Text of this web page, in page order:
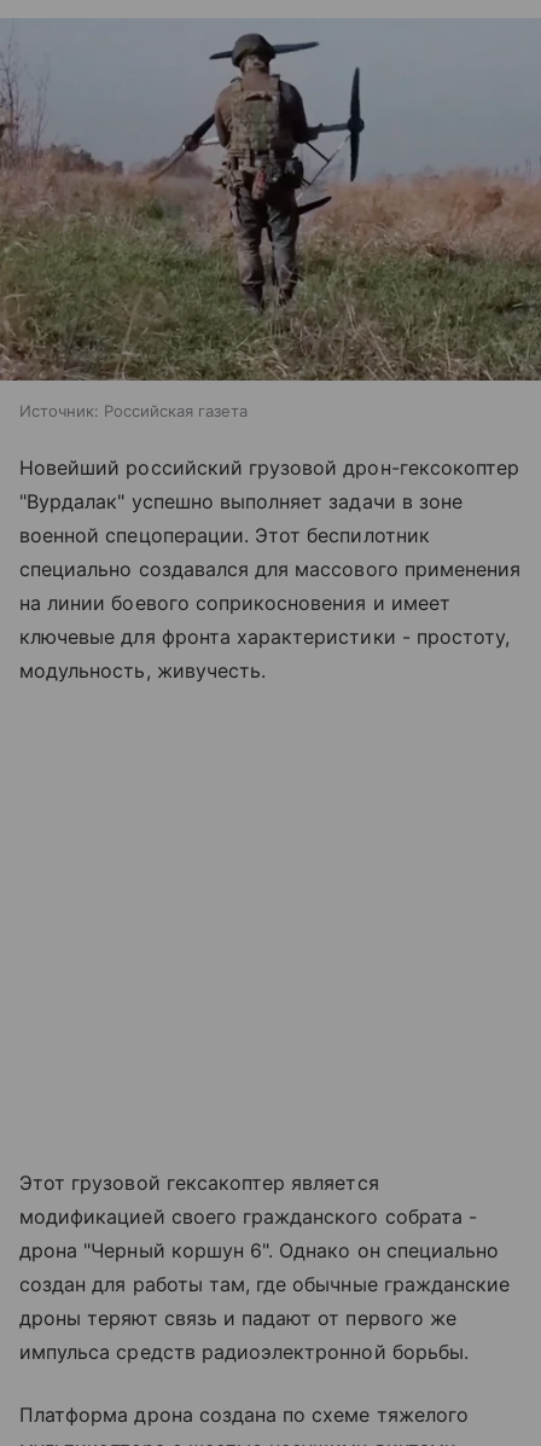
Источник: Российская газета
Новейший российский грузовой дрон-гексокоптер
"Вурдалак" успешно выполняет задачи в зоне
военной спецоперации. Этот беспилотник
специально создавался для массового применения
на линии боевого соприкосновения и имеет
ключевые для фронта характеристики - простоту,
модульность, живучесть.
Этот грузовой гексакоптер является
модификацией своего гражданского собрата -
дрона "Черный коршун 6". Однако он специально
создан для работы там, где обычные гражданские
дроны теряют связь и падают от первого же
импульса средств радиоэлектронной борьбы.
Платформа дрона создана по схеме тяжелого